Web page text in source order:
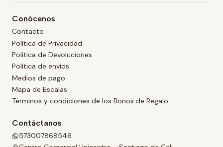
Conócenos
Contacto
Política de Privacidad
Política de Devoluciones
Política de envíos
Medios de pago
Mapa de Escalas
Términos y condiciones de los Bonos de Regalo
Contáctanos
573007868546